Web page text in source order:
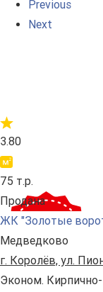
Previous
Next
3.80
75 т.р.
Продана
ЖК "Золотые
Медведково
г. Королёв, ул.
Эконом.